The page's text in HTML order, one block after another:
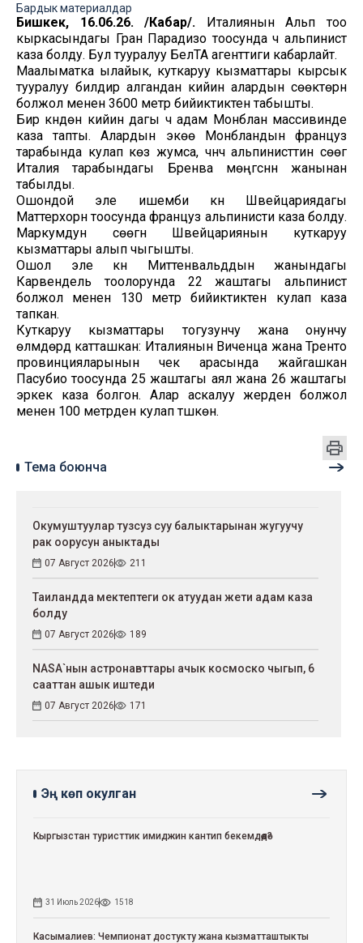
Бардык материалдар
Бишкек, 16.06.26. /Кабар/. Италиянын Альп тоо
кыркасындагы Гран Парадизо тоосунда үч альпинист
каза болду. Бул тууралуу БелТА агенттиги кабарлайт.
Маалыматка ылайык, куткаруу кызматтары кырсык
тууралуу билдирүү алгандан кийин алардын сөөктөрүн
болжол менен 3600 метр бийиктиктен табышты.
Бир күндөн кийин дагы үч адам Монблан массивинде
каза тапты. Алардын экөө Монбландын француз
тарабында кулап көз жумса, үчүнчү альпинисттин сөөгү
Италия тарабындагы Бренва мөңгүсүнүн жанынан
табылды.
Ошондой эле ишемби күнү Швейцариядагы
Маттерхорн тоосунда француз альпинисти каза болду.
Маркумдун сөөгүн Швейцариянын куткаруу
кызматтары алып чыгышты.
Ошол эле күнү Миттенвальддын жанындагы
Карвендель тоолорунда 22 жаштагы альпинист
болжол менен 130 метр бийиктиктен кулап каза
тапкан.
Куткаруу кызматтары тогузунчу жана онунчу
өлүмдөрдү катташкан: Италиянын Виченца жана Тренто
провинцияларынын чек арасында жайгашкан
Пасубио тоосунда 25 жаштагы аял жана 26 жаштагы
эркек каза болгон. Алар аскалуу жерден болжол
менен 100 метрден кулап түшкөн.
Тема боюнча
Окумуштуулар тузсуз суу балыктарынан жугуучу
рак оорусун аныктады
07 Август 2026 211
Таиландда мектептеги ок атуудан жети адам каза
болду
07 Август 2026 189
NASA`нын астронавттары ачык космоско чыгып, 6
сааттан ашык иштеди
07 Август 2026 171
Эң көп окулган
Кыргызстан туристтик имиджин кантип бекемдөөдө?
31 Июль 2026 1518
Касымалиев: Чемпионат достукту жана кызматташтыкты